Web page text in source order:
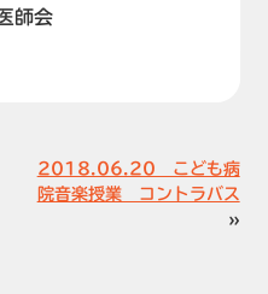
師会
2018.06.20 こども病
院音楽授業 コントラバス
»